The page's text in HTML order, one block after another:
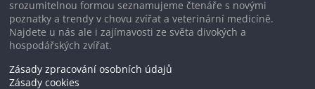
srozumitelnou formou seznamujeme čtenáře s novými
poznatky a trendy v chovu zvířat a veterinární medicíně.
Najdete u nás ale i zajímavosti ze světa divokých a
hospodářských zvířat.
Zásady zpracování osobních údajů
Zásady cookies